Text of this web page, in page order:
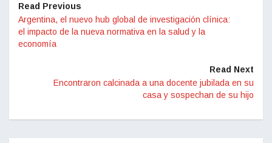
Read Previous
Argentina, el nuevo hub global de investigación clínica:
el impacto de la nueva normativa en la salud y la
economía
Read Next
Encontraron calcinada a una docente jubilada en su
casa y sospechan de su hijo